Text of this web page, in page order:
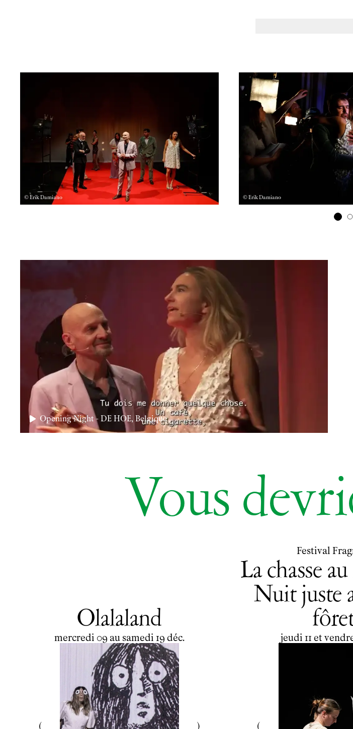
© Erik Damiano © Erik Damiano
Opening Night - DE HOE, Belgique
Vous
Olalaland
du
mercredi
mercredi 09 au au
samedi
samedi 19 décembre
déc.
Festival
La chasse
Nuit juste
du
jeudi
jeudi 11et au
Ressources
Espace
ENFR